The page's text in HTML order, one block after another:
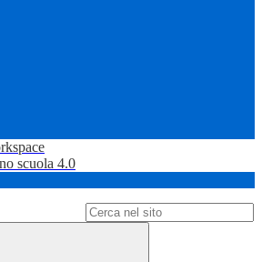
scuola 4.0